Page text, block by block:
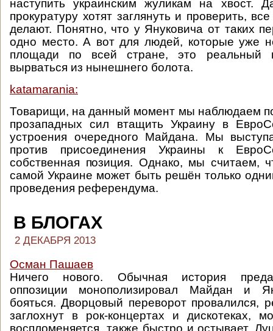
наступить украинским жуликам на хвост.
прокуратуру хотят заглянуть и проверить,
делают. Понятно, что у Януковича от таких
одно место. А вот для людей, которые уже
площади по всей стране, это реальный
вырваться из нынешнего болота.
katamarania:
Товарищи, на данный момент мы наблюдаем
прозападных сил втащить Украину в
устроения очередного Майдана. Мы
против присоединения Украины к
собственная позиция. Однако, мы считаем,
самой Украине может быть решён только
проведения референдума.
В БЛОГАХ
2 ДЕКАБРЯ 2013
Осман Пашаев
Ничего нового. Обычная история
оппозиции монополизировал Майдан и
бояться. Дворцовый переворот провалился,
заглохнут в рок-концертах и дискотеках,
воспломеняется, также быстро и остывает.